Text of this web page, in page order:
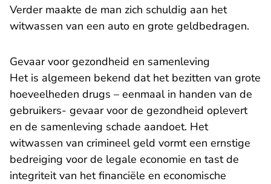
Verder maakte de man zich schuldig aan het
witwassen van een auto en grote geldbedragen.
Gevaar voor gezondheid en samenleving
Het is algemeen bekend dat het bezitten van grote
hoeveelheden drugs – eenmaal in handen van de
gebruikers- gevaar voor de gezondheid oplevert
en de samenleving schade aandoet. Het
witwassen van crimineel geld vormt een ernstige
bedreiging voor de legale economie en tast de
integriteit van het financiële en economische